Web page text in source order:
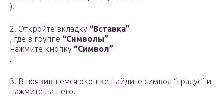
).
2. Откройте вкладку “Вставка”
, где в группе “Символы”
нажмите кнопку “Символ”
.
3. В появившемся окошке найдите символ “градус” и
нажмите на него.